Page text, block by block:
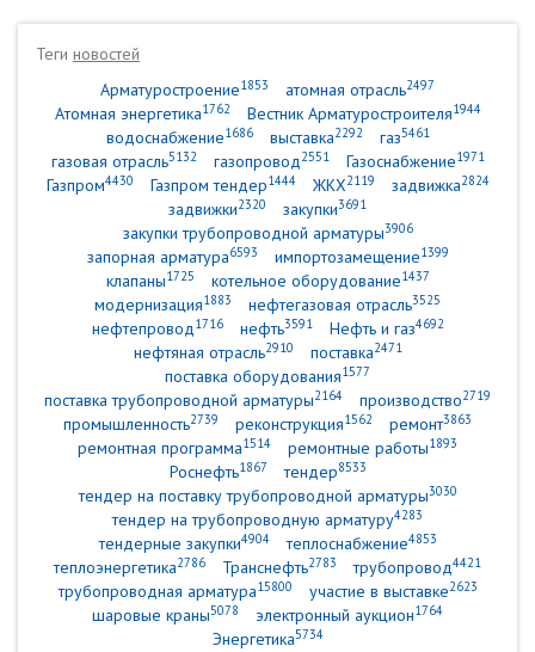
Теги новостей
Арматуростроение1853 атомная отрасль2497
Атомная энергетика1762 Вестник Арматуростроителя1944
водоснабжение1686 выставка2292 газ5461
газовая отрасль5132 газопровод2551 Газоснабжение1971
Газпром4430 Газпром тендер1444 ЖКХ2119 задвижка2824
задвижки2320 закупки3691
закупки трубопроводной арматуры3906
запорная арматура6593 импортозамещение1399
клапаны1725 котельное оборудование1437
модернизация1883 нефтегазовая отрасль3525
нефтепровод1716 нефть3591 Нефть и газ4692
нефтяная отрасль2910 поставка2471
поставка оборудования1577
поставка трубопроводной арматуры2164 производство2719
промышленность2739 реконструкция1562 ремонт3863
ремонтная программа1514 ремонтные работы1893
Роснефть1867 тендер8533
тендер на поставку трубопроводной арматуры3030
тендер на трубопроводную арматуру4283
тендерные закупки4904 теплоснабжение4853
теплоэнергетика2786 Транснефть2783 трубопровод4421
трубопроводная арматура15800 участие в выставке2623
шаровые краны5078 электронный аукцион1764
Энергетика5734